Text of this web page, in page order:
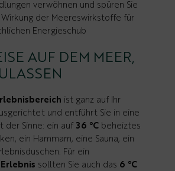
verwöhnen und spüren Sie
der Meereswirkstoffe für
Energieschub​
AUF DEM MEER,
ist ganz auf Ihr
und entführt Sie in eine
der Sinne: ein auf 36 °Cbeheiztes
ein Hammam, eine Sauna, ein
Für ein
sollten Sie auch das 6 °C